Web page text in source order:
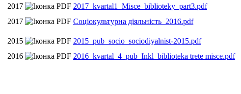
2017
2017_kvartal1_Misce_biblioteky_part3.pdf
2017
Соціокультурна діяльність_2016.pdf
2015
2015_pub_socio_sociodiyalnist-2015.pdf
2016 2016_kvartal_4_pub_Inkl_biblioteka trete misce.pdf